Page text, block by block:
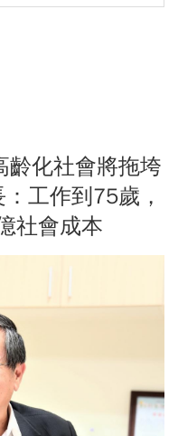
齡化社會將拖垮
工作到75歲，
社會成本